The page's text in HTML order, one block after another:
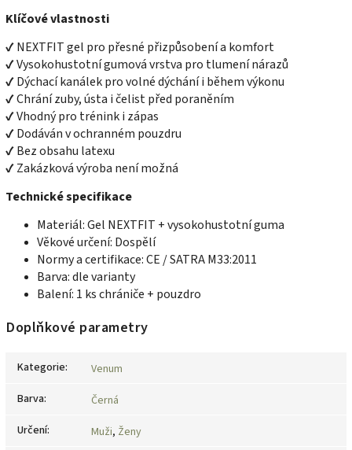
Klíčové vlastnosti
✔ NEXTFIT gel pro přesné přizpůsobení a komfort
✔ Vysokohustotní gumová vrstva pro tlumení nárazů
✔ Dýchací kanálek pro volné dýchání i během výkonu
✔ Chrání zuby, ústa i čelist před poraněním
✔ Vhodný pro trénink i zápas
✔ Dodáván v ochranném pouzdru
✔ Bez obsahu latexu
✔ Zakázková výroba není možná
Technické specifikace
Materiál: Gel NEXTFIT + vysokohustotní guma
Věkové určení: Dospělí
Normy a certifikace: CE / SATRA M33:2011
Barva: dle varianty
Balení: 1 ks chrániče + pouzdro
Doplňkové parametry
Kategorie:
Venum
Barva:
Černá
Určení: Muži, Ženy